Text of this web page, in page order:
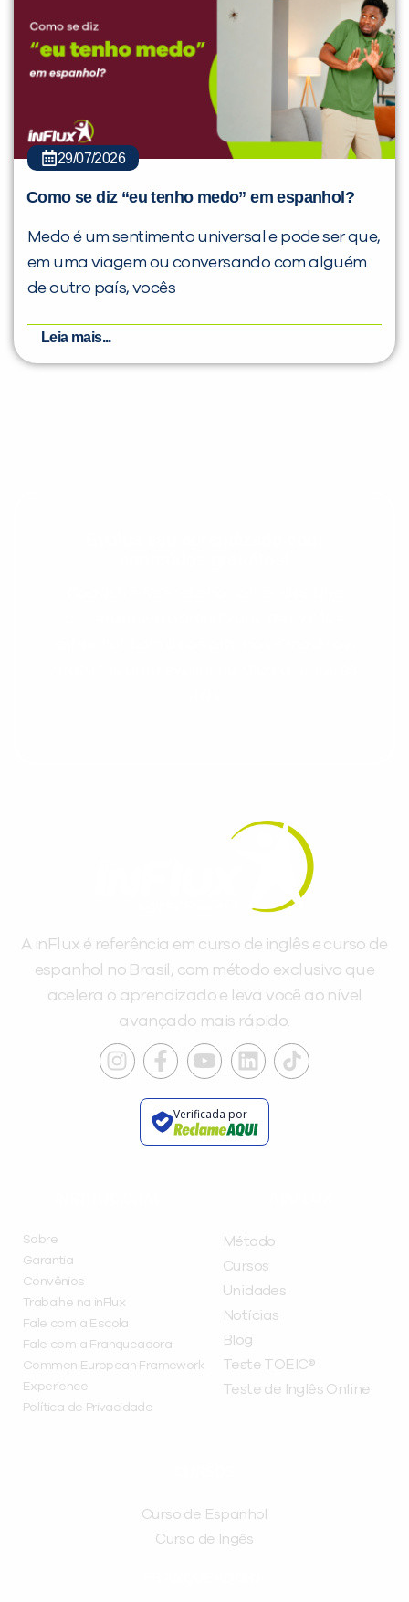
29/07/2026
Como se diz “eu tenho medo” em espanhol?
Medo é um sentimento universal e pode ser que,
em uma viagem ou conversando com alguém
de outro país, vocês
Leia mais...
A inFlux é referência em curso de inglês e curso de
espanhol no Brasil, com método exclusivo que
acelera o aprendizado e leva você ao nível
avançado mais rápido.
Verificada por
Sobre
Garantia
Convênios
Trabalhe na inFlux
Fale com a Escola
Fale com a Franqueadora
Common European Framework
Experience
Política de Privacidade
Método
Cursos
Unidades
Notícias
Blog
Teste TOEIC®
Teste de Inglês Online
Curso de Espanhol
Curso de Ingês